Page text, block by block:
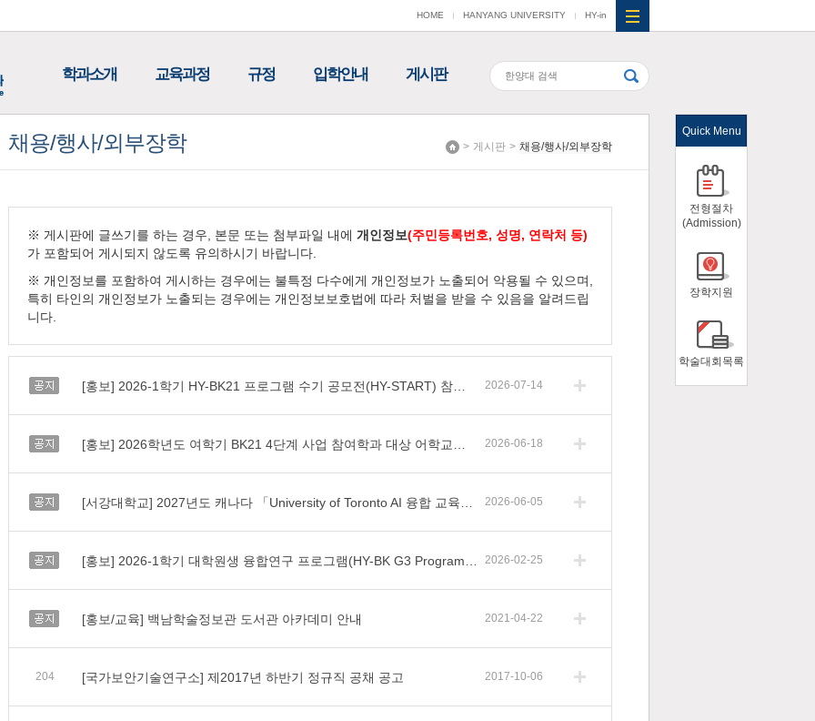
학과소개 교육과정 규정 입학안내 게시판
HOME HANYANG UNIVERSITY HY-in
> 게시판 > 채용/행사/외부장학
채용/행사/외부장학
※ 게시판에 글쓰기를 하는 경우, 본문 또는 첨부파일 내에 개인정보(주민등록번호, 성명, 연락처 등)
가 포함되어 게시되지 않도록 유의하시기 바랍니다.
※ 개인정보를 포함하여 게시하는 경우에는 불특정 다수에게 개인정보가 노출되어 악용될 수 있으며,
특히 타인의 개인정보가 노출되는 경우에는 개인정보보호법에 따라 처벌을 받을 수 있음을 알려드립
니다.
공지 2026-07-14
공지 2026-06-18
공지 2026-06-05
공지 2026-02-25
공지 [홍보/교육] 백남학술정보관 도서관 아카데미 안내 2021-04-22
204 [국가보안기술연구소] 제2017년 하반기 정규직 공채 공고 2017-10-06
Quick Menu
전형절차
(Admission)
장학지원
학술대회목록